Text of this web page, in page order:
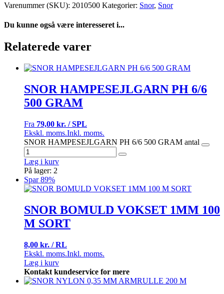
Varenummer (SKU): 2010500 Kategorier: Snor, Snor
Du kunne også være interesseret i...
Relaterede varer
SNOR HAMPESEJLGARN PH 6/6
500 GRAM
Fra 79,00 kr. / SPL
Ekskl. moms.Inkl. moms.
SNOR HAMPESEJLGARN PH 6/6 500 GRAM antal
Læg i kurv
På lager: 2
Spar 89%
SNOR BOMULD VOKSET 1MM 100
M SORT
8,00 kr. / RL
Ekskl. moms.Inkl. moms.
Læg i kurv
Kontakt kundeservice for mere